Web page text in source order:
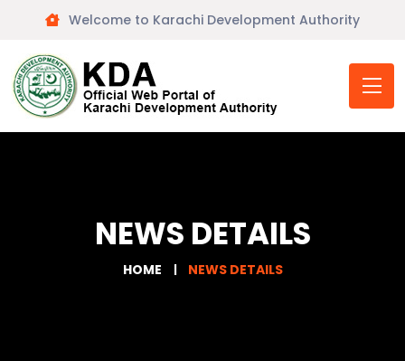
Welcome to Karachi Development Authority
NEWS DETAILS
HOME NEWS DETAILS